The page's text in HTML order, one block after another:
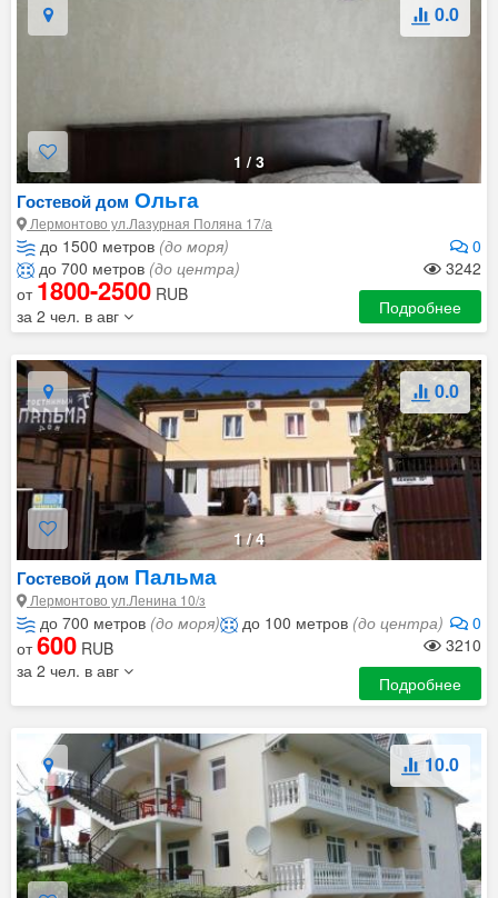
1 / 3
0.0
Гостевой дом Ольга
Лермонтово ул.Лазурная Поляна 17/а
до 1500 метров (до моря)
0
до 700 метров (до центра)
3242
от 1800-2500 RUB
за 2 чел. в авг
Подробнее
1 /4
0.0
Гостевой дом Пальма
Лермонтово ул.Ленина 10/з
до 700 метров (до моря) 0
до 100 метров (до центра)
3210
от600 RUB
за 2 чел. в авг
Подробнее
10.0